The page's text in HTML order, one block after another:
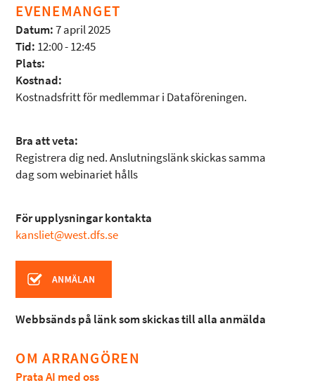
EVENEMANGET
Datum:7 april 2025
Tid: 12:00 - 12:45
Plats:
Kostnad:
Kostnadsfritt för medlemmar i Dataföreningen.
Bra att veta:
Registrera dig ned. Anslutningslänk skickas samma
dag som webinariet hålls
För upplysningar kontakta
kansliet@west.dfs.se
Webbsänds på länk som skickas till alla anmälda
OM ARRANGÖREN
Prata AI med oss